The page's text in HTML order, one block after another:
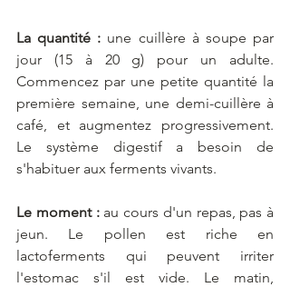
La quantité : une cuillère à soupe par
jour (15 à 20 g) pour un adulte.
Commencez par une petite quantité la
première semaine, une demi-cuillère à
café, et augmentez progressivement.
Le système digestif a besoin de
s'habituer aux ferments vivants.
Le moment : au cours d'un repas, pas à
jeun. Le pollen est riche en
lactoferments qui peuvent irriter
l'estomac s'il est vide. Le matin,